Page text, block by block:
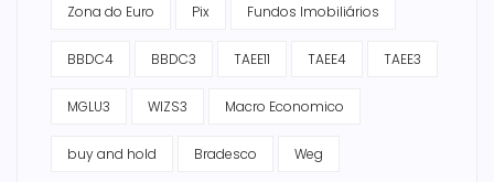
Zona do Euro Pix Fundos Imobiliários
BBDC4 BBDC3 TAEE11 TAEE4 TAEE3
MGLU3 WIZS3 Macro Economico
buy and hold Bradesco Weg